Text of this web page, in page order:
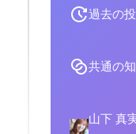
過去の
共通の
山下 真